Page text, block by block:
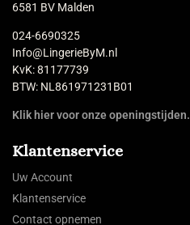
6581 BV Malden
024-6690325
Info@LingerieByM.nl
KvK: 81177739
BTW: NL861971231B01
Klik hier voor onze openingstijden.
Klantenservice
Uw Account
Klantenservice
Contact opnemen